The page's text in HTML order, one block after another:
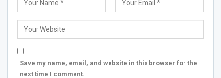
Save my name, email, and website in this browser for the
next time I comment.